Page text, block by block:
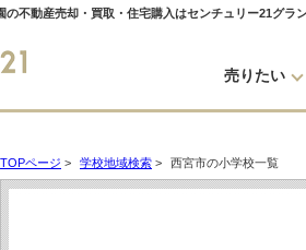
の不動産売却・買取・住宅購入はセンチュリー21グラ
売りたい
TOPページ > 学校地域検索 > 西宮市の小学校一覧